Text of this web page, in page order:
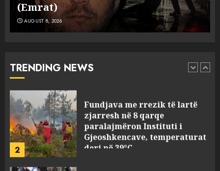
i dyshuar në Kavajë! (Emrat)
AUGUST 8, 2026
TRENDING NEWS
1
Ekzekuzohet me kallash i riu
AUGUST 8, 2026
2
Fundjava me rrezik të lartë
zjarresh në 8 qarqe
paralajmëron Instituti i
Gjeoshkencave, temperaturat
deri në 39°C